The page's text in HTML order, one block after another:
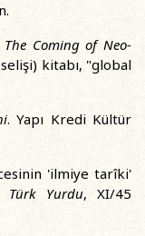
The Coming of Neo-
kitabı, "global
. Yapı Kredi Kültür
'ilmiye tarîki'
Türk Yurdu, XI/45